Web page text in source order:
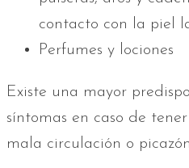
contacto con la piel
Perfumes y lociones
Existe una mayor
síntomas en caso de
mala circulación o